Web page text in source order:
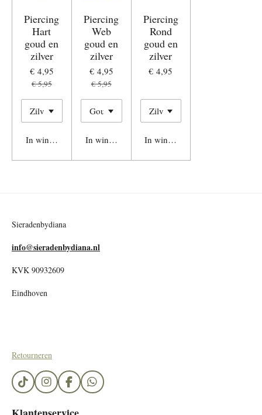
Piercing
Hart
goud en
zilver
€ 4,95
€ 5,95
In winkelwagen
Piercing
Web
goud en
zilver
€ 4,95
€ 5,95
In winkelwagen
Piercing
Rond
goud en
zilver
€ 4,95
In winkelwagen
Sieradenbydiana
info@sieradenbydiana.nl
KVK 90932609
Eindhoven
Retourneren
T
i
I
n
F
a
c
W
h